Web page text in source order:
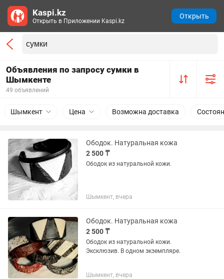
Объявления по запросу сумки в
Шымкенте
49 объявлений
Шымкент Цена Возможна доставка
Ободок. Натуральная кожа
2 500 ₸
Ободок из натуральной кожи.
Шымкент, вчера
Ободок. Натуральная кожа
2 500 ₸
Ободок из натуральной кожи.
Эксклюзив. В одном экземпляре.
Шымкент, вчера
Kaspi.kz
Открыть в Приложении Kaspi.kz
Открыть